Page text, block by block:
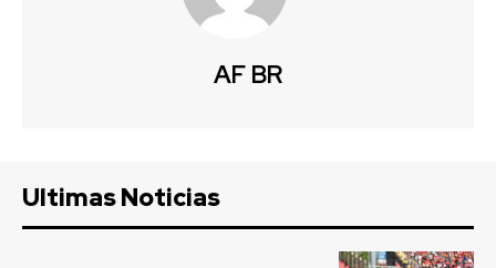
AF BR
Ultimas Noticias